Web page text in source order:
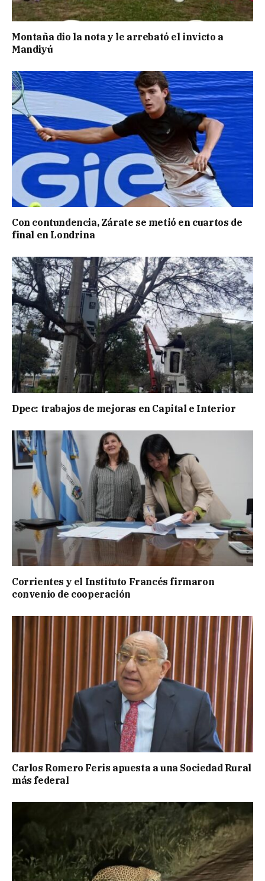
Montaña dio la nota y le arrebató el invicto a
Mandiyú
Con contundencia, Zárate se metió en cuartos de
final en Londrina
Dpec: trabajos de mejoras en Capital e Interior
Corrientes y el Instituto Francés firmaron
convenio de cooperación
Carlos Romero Feris apuesta a una Sociedad Rural
más federal